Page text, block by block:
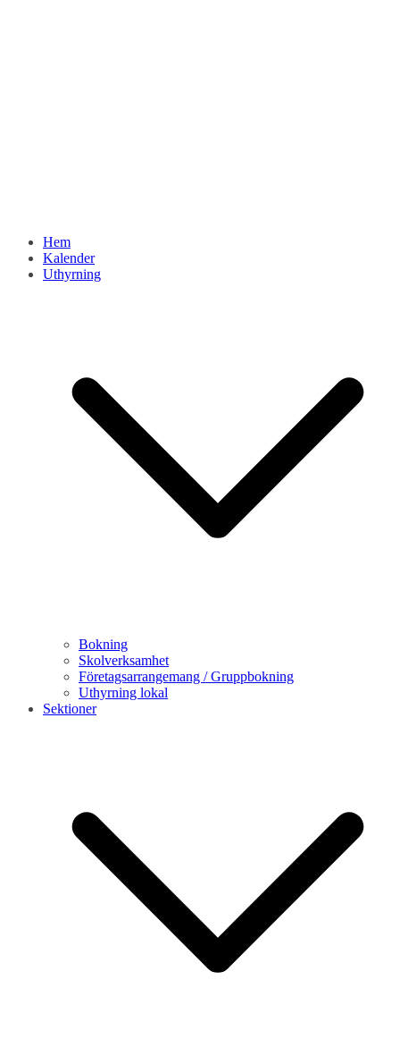
Hem
Kalender
Uthyrning
Bokning
Skolverksamhet
Företagsarrangemang / Gruppbokning
Uthyrning lokal
Sektioner